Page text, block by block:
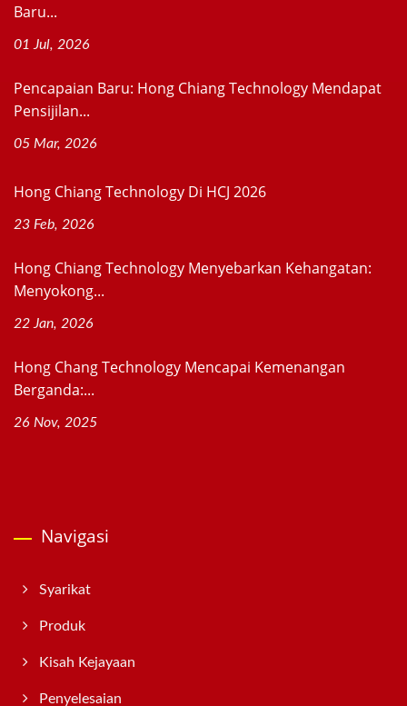
Baru...
01 Jul, 2026
Pencapaian Baru: Hong Chiang Technology Mendapat
Pensijilan...
05 Mar, 2026
Hong Chiang Technology Di HCJ 2026
23 Feb, 2026
Hong Chiang Technology Menyebarkan Kehangatan:
Menyokong...
22 Jan, 2026
Hong Chang Technology Mencapai Kemenangan
Berganda:...
26 Nov, 2025
Navigasi
Syarikat
Produk
Kisah Kejayaan
Penyelesaian